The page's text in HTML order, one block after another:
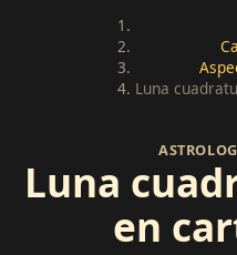
Luna
Luna
en